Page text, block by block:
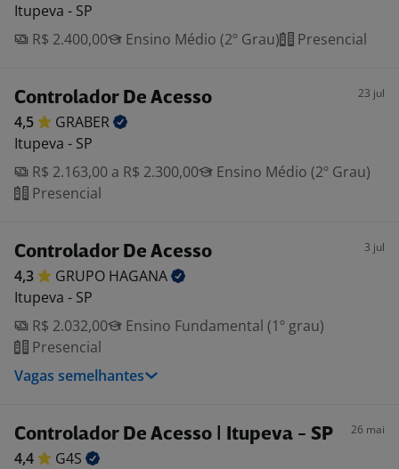
Itupeva - SP
R$ 2.400,00
Ensino Médio (2º Grau) Presencial
Controlador De Acesso 23 jul
4,5
GRABER
Itupeva - SP
R$ 2.163,00 a R$ 2.300,00
Ensino Médio (2º Grau)
Presencial
Controlador De Acesso 3 jul
4,3 GRUPO HAGANA
Itupeva - SP
R$ 2.032,00
Ensino Fundamental (1º grau)
Presencial
Vagas semelhantes
Controlador De Acesso | Itupeva - SP 26 mai
4,4
G4S